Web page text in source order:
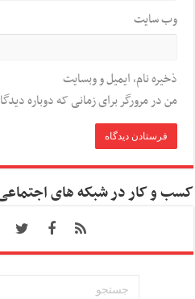
وب‌ سایت
ذخیره نام، ایمیل و وبسایت
من در مرورگر برای زمانی که دوباره
کسب و کار در شبکه های